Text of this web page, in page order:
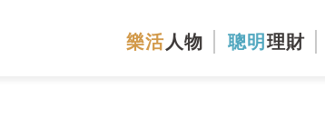
樂活 人物 聰明 理財